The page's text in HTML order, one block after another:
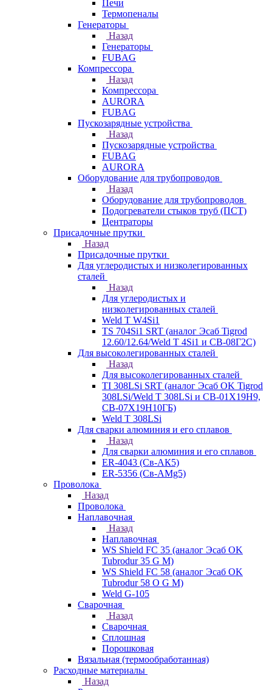
Печи
Термопеналы
Генераторы
Назад
Генераторы
FUBAG
Компрессора
Назад
Компрессора
AURORA
FUBAG
Пускозарядные устройства
Назад
Пускозарядные устройства
FUBAG
AURORA
Оборудование для трубопроводов
Назад
Оборудование для трубопроводов
Подогреватели стыков труб (ПСТ)
Центраторы
Присадочные прутки
Назад
Присадочные прутки
Для углеродистых и низколегированных
сталей
Назад
Для углеродистых и
низколегированных сталей
Weld T W4Si1
TS 704Si1 SRT (аналог Эсаб Tigrod
12.60/12.64/Weld T 4Si1 и СВ-08Г2С)
Для высоколегированных сталей
Назад
Для высоколегированных сталей
TI 308LSi SRT (аналог Эсаб OK Tigrod
308LSi/Weld T 308LSi и СВ-01Х19Н9,
СВ-07Х19Н10ГБ)
Weld T 308LSi
Для сварки алюминия и его сплавов
Назад
Для сварки алюминия и его сплавов
ER-4043 (Св-АК5)
ER-5356 (Св-АМg5)
Проволока
Назад
Проволока
Наплавочная
Назад
Наплавочная
WS Shield FC 35 (аналог Эсаб OK
Tubrodur 35 G M)
WS Shield FC 58 (аналог Эсаб OK
Tubrodur 58 O G M)
Weld G-105
Сварочная
Назад
Сварочная
Сплошная
Порошковая
Вязальная (термообработанная)
Расходные материалы
Назад